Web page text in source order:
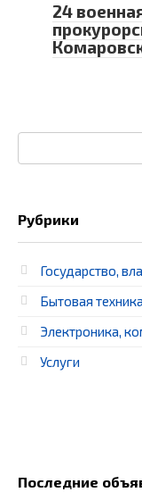
24
Рубрики
Государство,
Бытовая техника
Электроника,
Услуги
Последние